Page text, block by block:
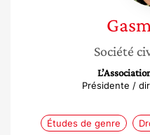
Société
Présidente /
Études de genre